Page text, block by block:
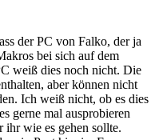
der PC von Falko, der ja
bei sich auf dem
weiß dies noch nicht. Die
aber können nicht
Ich weiß nicht, ob es dies
gerne mal ausprobieren
ihr wie es gehen sollte.